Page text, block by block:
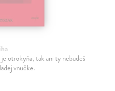
otrokyňa, tak ani ty nebudeš
vnučke.